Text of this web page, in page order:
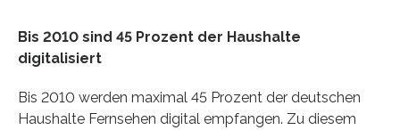
Bis 2010 sind 45 Prozent der Haushalte
digitalisiert
Bis 2010 werden maximal 45 Prozent der deutschen
Haushalte Fernsehen digital empfangen. Zu diesem